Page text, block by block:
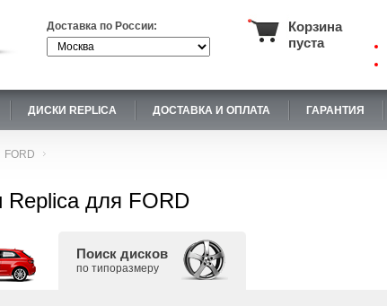
Доставка по России:
Корзина
пуста
ДИСКИ REPLICA ДОСТАВКА И ОПЛАТА ГАРАНТИЯ
FORD
Replica для FORD
Поиск дисков
по типоразмеру